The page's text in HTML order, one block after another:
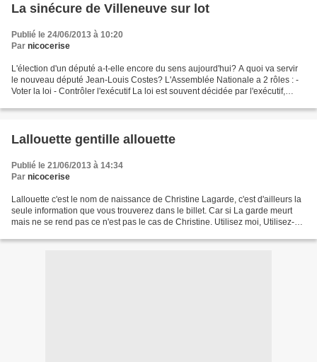
La sinécure de Villeneuve sur lot
Publié le 24/06/2013 à 10:20
Par nicocerise
L'élection d'un député a-t-elle encore du sens aujourd'hui? A quoi va servir
le nouveau député Jean-Louis Costes? L'Assemblée Nationale a 2 rôles : -
Voter la loi - Contrôler l'exécutif La loi est souvent décidée par l'exécutif,
Lallouette gentille allouette
Publié le 21/06/2013 à 14:34
Par nicocerise
Lallouette c'est le nom de naissance de Christine Lagarde, c'est d'ailleurs la
seule information que vous trouverez dans le billet. Car si La garde meurt
mais ne se rend pas ce n'est pas le cas de Christine. Utilisez moi, Utilisez-